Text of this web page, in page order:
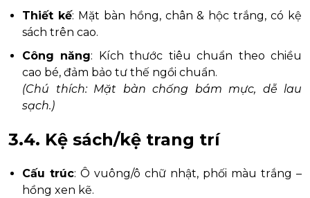
Thiết kế: Mặt bàn hồng, chân & hộc trắng, có kệ
sách trên cao.
Công năng: Kích thước tiêu chuẩn theo chiều
cao bé, đảm bảo tư thế ngồi chuẩn.
(Chú thích: Mặt bàn chống bám mực, dễ lau
sạch.)
3.4. Kệ sách/kệ trang trí
Cấu trúc: Ô vuông/ô chữ nhật, phối màu trắng –
hồng xen kẽ.